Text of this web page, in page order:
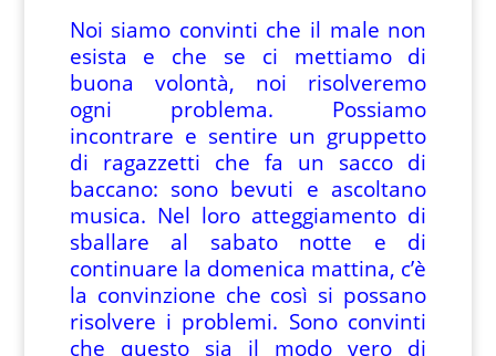
Noi siamo convinti che il male non
esista e che se ci mettiamo di
buona volontà, noi risolveremo
ogni problema. Possiamo
incontrare e sentire un gruppetto
di ragazzetti che fa un sacco di
baccano: sono bevuti e ascoltano
musica. Nel loro atteggiamento di
sballare al sabato notte e di
continuare la domenica mattina, c’è
la convinzione che così si possano
risolvere i problemi. Sono convinti
che questo sia il modo vero di